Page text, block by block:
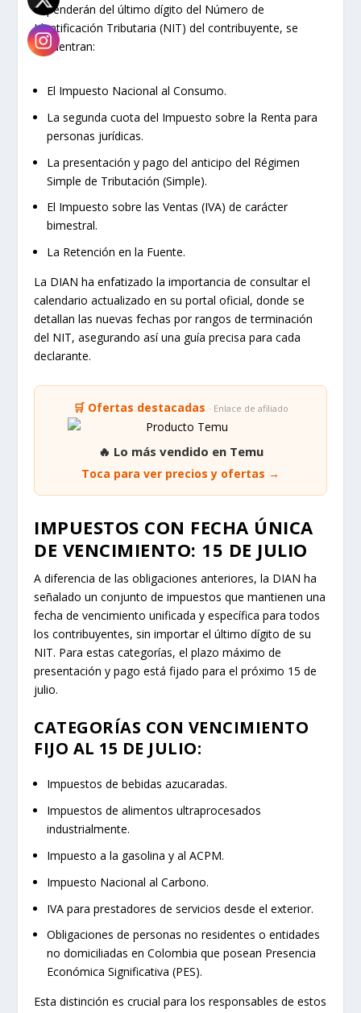
dependerán del último dígito del Número de
Identificación Tributaria (NIT) del contribuyente, se
encuentran:
El Impuesto Nacional al Consumo.
La segunda cuota del Impuesto sobre la Renta para
personas jurídicas.
La presentación y pago del anticipo del Régimen
Simple de Tributación (Simple).
El Impuesto sobre las Ventas (IVA) de carácter
bimestral.
La Retención en la Fuente.
La DIAN ha enfatizado la importancia de consultar el
calendario actualizado en su portal oficial, donde se
detallan las nuevas fechas por rangos de terminación
del NIT, asegurando así una guía precisa para cada
declarante.
🛒 Ofertas destacadas · Enlace de afiliado
🔥 Lo más vendido en Temu
Toca para ver precios y ofertas →
IMPUESTOS CON FECHA ÚNICA
DE VENCIMIENTO: 15 DE JULIO
A diferencia de las obligaciones anteriores, la DIAN ha
señalado un conjunto de impuestos que mantienen una
fecha de vencimiento unificada y específica para todos
los contribuyentes, sin importar el último dígito de su
NIT. Para estas categorías, el plazo máximo de
presentación y pago está fijado para el próximo 15 de
julio.
CATEGORÍAS CON VENCIMIENTO
FIJO AL 15 DE JULIO:
Impuestos de bebidas azucaradas.
Impuestos de alimentos ultraprocesados
industrialmente.
Impuesto a la gasolina y al ACPM.
Impuesto Nacional al Carbono.
IVA para prestadores de servicios desde el exterior.
Obligaciones de personas no residentes o entidades
no domiciliadas en Colombia que posean Presencia
Económica Significativa (PES).
Esta distinción es crucial para los responsables de estos